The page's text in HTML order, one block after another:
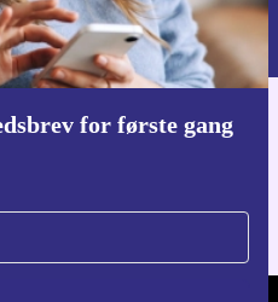
for første gang
brug af personlig data i vores
refurbed appen